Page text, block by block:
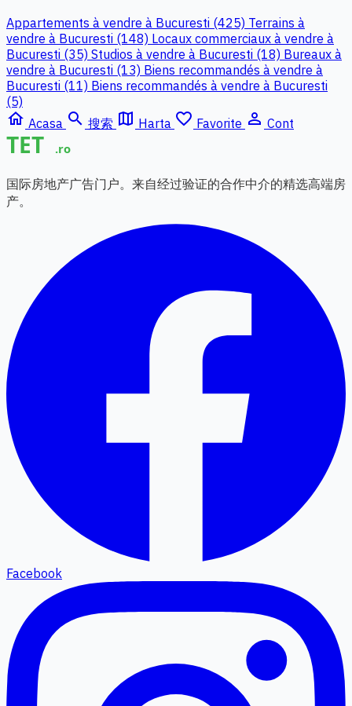
Appartements à vendre à Bucuresti (425) Terrains à
vendre à Bucuresti (148) Locaux commerciaux à vendre à
Bucuresti (35) Studios à vendre à Bucuresti (18) Bureaux à
vendre à Bucuresti (13) Biens recommandés à vendre à
Bucuresti (11) Biens recommandés à vendre à Bucuresti
(5)
home Acasa search 搜索 map Harta favorite_border Favorite person_outline Cont
国际房地产广告门户。来自经过验证的合作中介的精选高端房
产。
Facebook